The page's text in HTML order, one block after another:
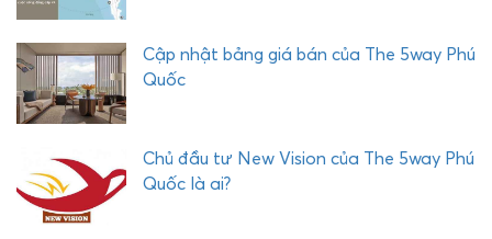
Cập nhật bảng giá bán của The 5way Phú
Quốc
Chủ đầu tư New Vision của The 5way Phú
Quốc là ai?